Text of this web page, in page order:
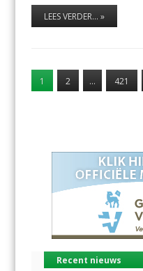
LEES VERDER... »
1 2 … 421
Recent nieuws